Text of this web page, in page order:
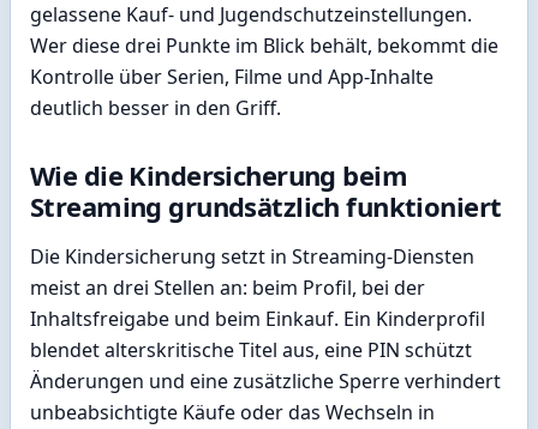
gelassene Kauf- und Jugendschutzeinstellungen.
Wer diese drei Punkte im Blick behält, bekommt die
Kontrolle über Serien, Filme und App-Inhalte
deutlich besser in den Griff.
Wie die Kindersicherung beim
Streaming grundsätzlich funktioniert
Die Kindersicherung setzt in Streaming-Diensten
meist an drei Stellen an: beim Profil, bei der
Inhaltsfreigabe und beim Einkauf. Ein Kinderprofil
blendet alterskritische Titel aus, eine PIN schützt
Änderungen und eine zusätzliche Sperre verhindert
unbeabsichtigte Käufe oder das Wechseln in